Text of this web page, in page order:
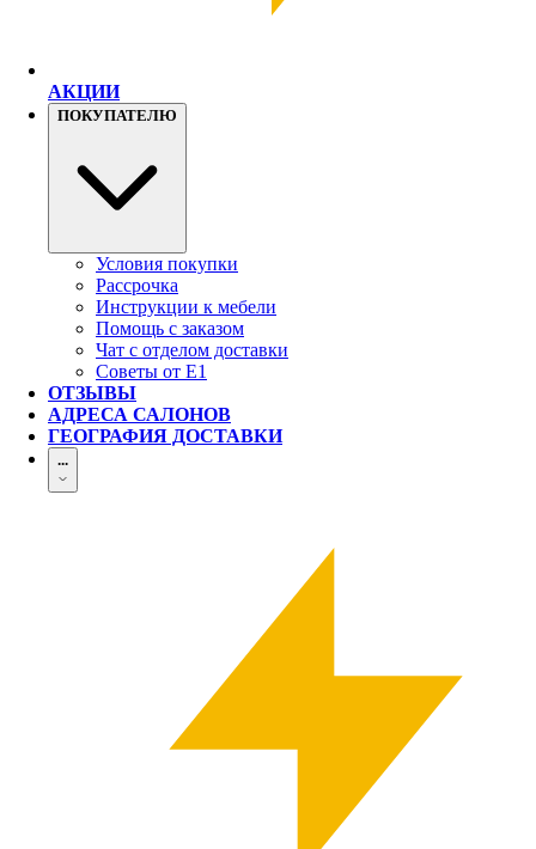
АКЦИИ
ПОКУПАТЕЛЮ
Условия покупки
Рассрочка
Инструкции к мебели
Помощь с заказом
Чат с отделом доставки
Советы от Е1
ОТЗЫВЫ
АДРЕСА САЛОНОВ
ГЕОГРАФИЯ ДОСТАВКИ
...